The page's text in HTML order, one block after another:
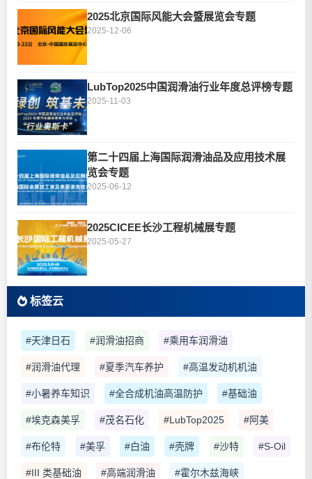
2025北京国际风能大会暨展览会专题
2025-12-06
LubTop2025中国润滑油行业年度总评榜专题
2025-11-03
第二十四届上海国际润滑油品及应用技术展
览会专题
2025-06-12
2025CICEE长沙工程机械展专题
2025-05-27
标签云
#天津日石 #润滑油招商 #乘用车润滑油
#润滑油代理 #夏季汽车养护 #高温发动机机油
#小暑养车知识 #全合成机油高温防护 #基础油
#埃克森美孚 #茂名石化 #LubTop2025 #阿美
#布伦特 #美孚 #白油 #壳牌 #沙特 #S-Oil
#III 类基础油 #高端润滑油 #霍尔木兹海峡